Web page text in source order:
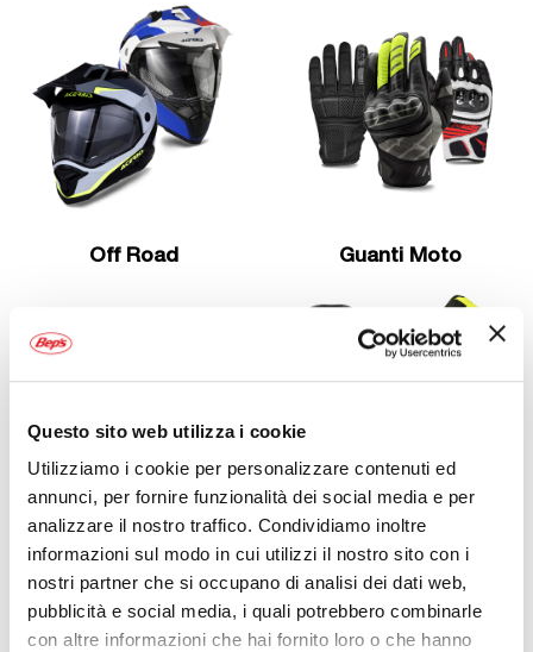
Questo sito web utilizza i cookie
Utilizziamo i cookie per personalizzare contenuti ed
annunci, per fornire funzionalità dei social media e per
analizzare il nostro traffico. Condividiamo inoltre
informazioni sul modo in cui utilizzi il nostro sito con i
nostri partner che si occupano di analisi dei dati web,
pubblicità e social media, i quali potrebbero combinarle
con altre informazioni che hai fornito loro o che hanno
Off Road Guanti Moto
Occhiali Moto Protezioni per moto
ABBIGLIAMENTO MOTO